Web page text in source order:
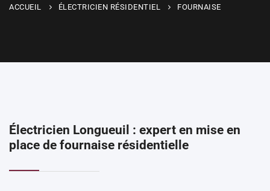
ACCUEIL ÉLECTRICIEN RÉSIDENTIEL FOURNAISE
Électricien Longueuil : expert en mise en
place de fournaise résidentielle